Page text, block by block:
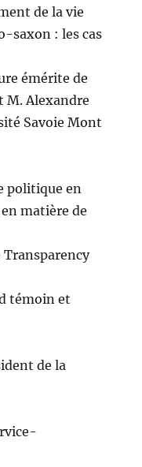
de la vie
saxon : les cas
émérite de
M. Alexandre
Savoie Mont
politique en
matière de
Transparency
témoin et
de la